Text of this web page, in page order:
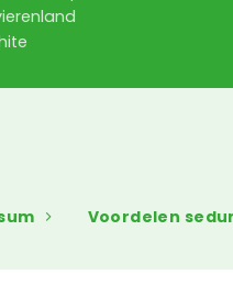
Voordelen